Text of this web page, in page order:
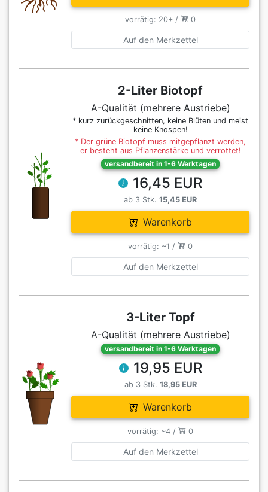
vorrätig: 20+ / 0
Auf den Merkzettel
2-Liter Biotopf
A-Qualität (mehrere Austriebe)
* kurz zurückgeschnitten, keine Blüten und meist
keine Knospen!
* Der grüne Biotopf muss mitgepflanzt werden,
er besteht aus Pflanzenstärke und verrottet!
versandbereit in 1-6 Werktagen
16,45 EUR
ab 3 Stk. 15,45 EUR
Warenkorb
vorrätig: ~1 / 0
Auf den Merkzettel
3-Liter Topf
A-Qualität (mehrere Austriebe)
versandbereit in 1-6 Werktagen
19,95 EUR
ab 3 Stk. 18,95 EUR
Warenkorb
vorrätig: ~4 / 0
Auf den Merkzettel